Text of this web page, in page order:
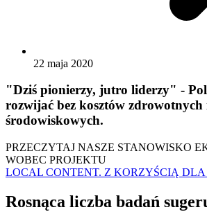
22 maja 2020
"Dziś pionierzy, jutro liderzy" -
rozwijać bez kosztów zdrowotnych
środowiskowych.
PRZECZYTAJ NASZE STANOWISKO
WOBEC PROJEKTU
LOCAL CONTENT. Z KORZYŚCIĄ DLA
Rosnąca liczba badań